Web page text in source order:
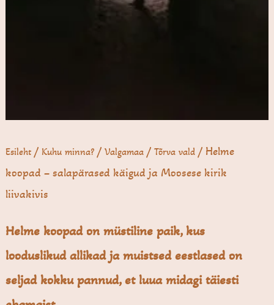
Esileht / Kuhu minna? /Valgamaa /Tõrva vald / Helme
koopad – salapärased käigud ja Moosese kirik
liivakivis
Helme koopad on müstiline paik, kus
looduslikud allikad ja muistsed eestlased on
seljad kokku pannud, et luua midagi täiesti